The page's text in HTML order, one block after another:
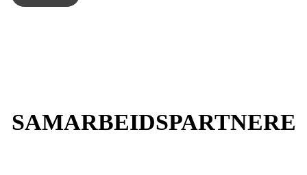
SAMARBEIDSPARTNERE